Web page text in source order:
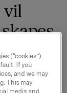
vil
samlet å
(“cookies”).
If you
and we may
This may
media and